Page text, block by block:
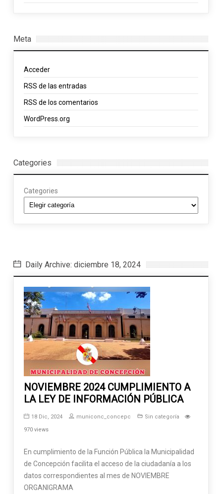
Meta
Acceder
RSS de las entradas
RSS de los comentarios
WordPress.org
Categories
Categories
Daily Archive: diciembre 18, 2024
NOVIEMBRE 2024 CUMPLIMIENTO A
LA LEY DE INFORMACIÓN PÚBLICA
18 Dic, 2024 municonc_concepc
Sin categoría
970 views
En cumplimiento de la Función Pública la Municipalidad
de Concepción facilita el acceso de la ciudadanía a los
datos correspondientes al mes de NOVIEMBRE
ORGANIGRAMA